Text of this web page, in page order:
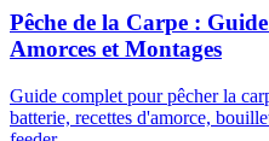
Pêche de la Carpe :
Amorces et Montages
Guide complet pour pêcher la
batterie, recettes d'amorce,